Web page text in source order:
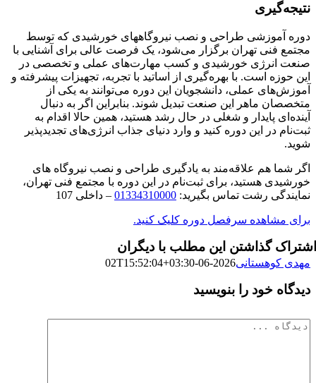
نتیجه‌گیری
دوره آموزشی طراحی و نصب نیروگاههای خورشیدی که توسط
مجتمع فنی تهران برگزار می‌شود، یک فرصت عالی برای آشنایی با
صنعت انرژی خورشیدی و کسب مهارت‌های عملی و تخصصی در
این حوزه است. با بهره‌گیری از اساتید با تجربه، تجهیزات پیشرفته و
آموزش‌های عملی، دانشجویان این دوره می‌توانند به یکی از
متخصصان ماهر این صنعت تبدیل شوند. بنابراین اگر به دنبال
آینده‌ای پایدار و شغلی در حال رشد هستید، همین حالا اقدام به
ثبت‌نام در این دوره کنید و وارد دنیای جذاب انرژی‌های تجدیدپذیر
شوید.
اگر شما هم علاقه‌مند به یادگیری طراحی و نصب نیروگاه های
خورشیدی هستید، برای ثبت‌نام در این دوره با مجتمع فنی تهران،
نمایندگی رشت تماس بگیرید: 01334310000 – داخلی 107
برای مشاهده سرفصل دوره کلیک کنید.
اشتراک گذاشتن این مطلب با دیگران
مهدی کوهستانی2026-06-02T15:52:04+03:30
دیدگاه خود را بنویسید
دیدگاه